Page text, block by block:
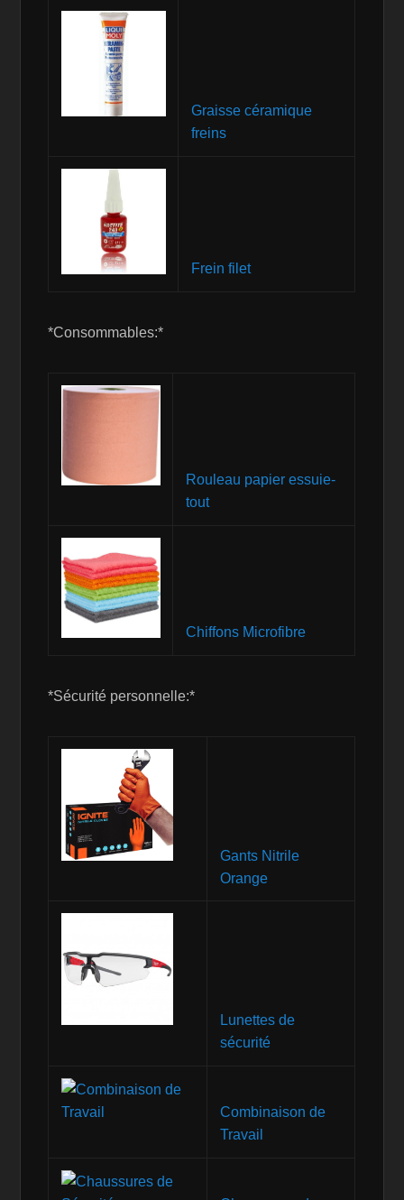
Graisse céramique
freins
Frein filet
*Consommables:*
Rouleau papier essuie-
tout
Chiffons Microfibre
*Sécurité personnelle:*
Gants Nitrile
Orange
Lunettes de
sécurité
Combinaison de
Travail